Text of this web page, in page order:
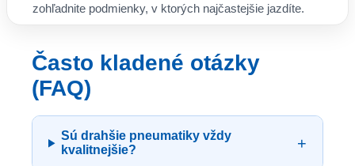
zohľadnite podmienky, v ktorých najčastejšie jazdíte.
Často kladené otázky
(FAQ)
Sú drahšie pneumatiky vždy
kvalitnejšie?
+